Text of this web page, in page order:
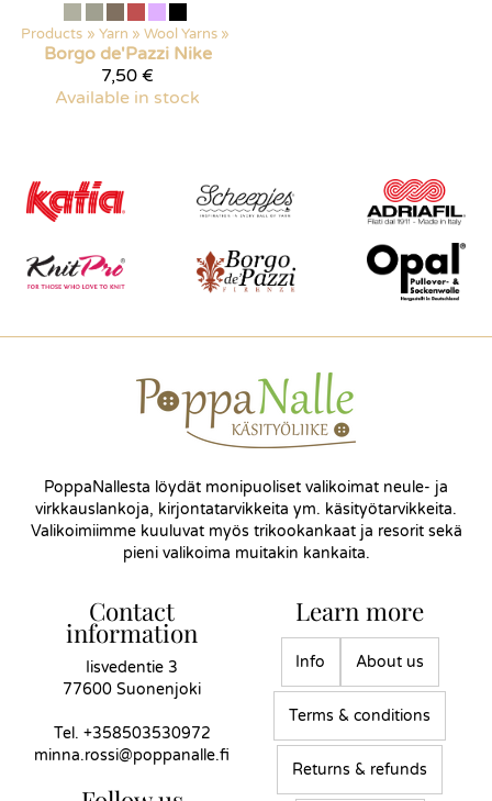
Products ‪» Yarn ‪» Wool Yarns ‪»
Borgo de'Pazzi Nike
7,50 €
Available in stock
PoppaNallesta löydät monipuoliset valikoimat neule- ja
virkkauslankoja, kirjontatarvikkeita ym. käsityötarvikkeita.
Valikoimiimme kuuluvat myös trikookankaat ja resorit sekä
pieni valikoima muitakin kankaita.
Contact
information
Iisvedentie 3
77600 Suonenjoki
Tel. +358503530972
minna.rossi@poppanalle.fi
Learn more
Info About us
Terms & conditions
Returns & refunds